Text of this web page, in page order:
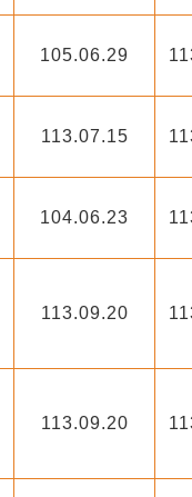
105.06.29
113.07.15
104.06.23
113.09.20
113.09.20